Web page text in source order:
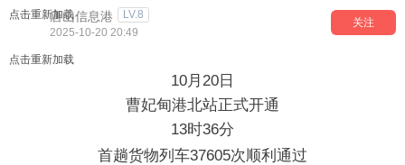
点击重新加载唐山信息港 LV.8
关注
2025-10-20 20:49
点击重新加载
10月20日
曹妃甸港北站正式开通
13时36分
首趟货物列车37605次顺利通过